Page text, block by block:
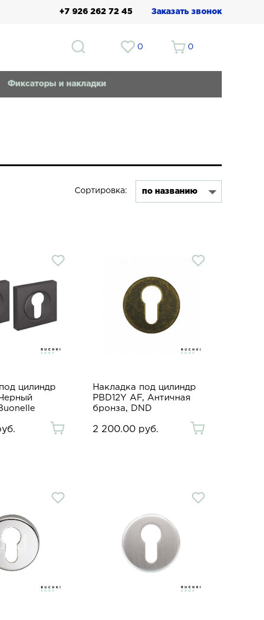
+7 926 262 72 45 Заказать звонок
0 0
Фиксаторы и накладки
Сортировка:
цилиндр
Накладка под цилиндр
PBD12Y AF, Античная
бронза, DND
2 200.00 руб.